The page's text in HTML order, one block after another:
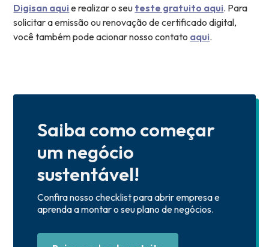
Digisan aqui e realizar o seu teste gratuito aqui. Para
solicitar a emissão ou renovação de certificado digital,
você também pode acionar nosso contato aqui.
Saiba como começar
um negócio
sustentável!
Confira nosso checklist para abrir empresa e
aprenda a montar o seu plano de negócios.